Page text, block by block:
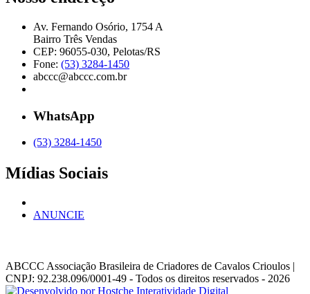
Av. Fernando Osório, 1754 A
Bairro Três Vendas
CEP: 96055-030, Pelotas/RS
Fone: (53) 3284-1450
abccc@abccc.com.br
WhatsApp
(53) 3284-1450
Mídias Sociais
ANUNCIE
ABCCC Associação Brasileira de Criadores de Cavalos Crioulos |
CNPJ: 92.238.096/0001-49 - Todos os direitos reservados - 2026